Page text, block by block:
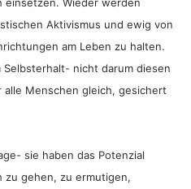
einsetzen. Wieder werden
Aktivismus und ewig von
am Leben zu halten.
nicht darum diesen
Menschen gleich, gesichert
sie haben das Potenzial
zu gehen, zu ermutigen,